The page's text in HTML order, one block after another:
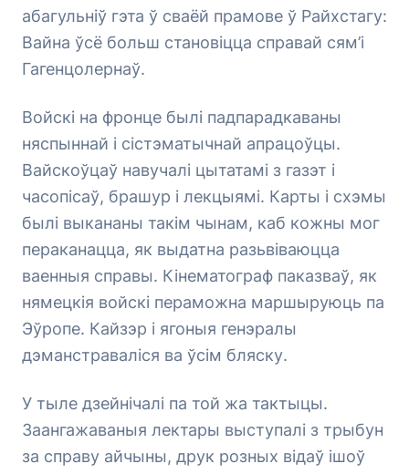
абагульніў гэта ў сваёй прамове ў Райхстагу:
Вайна ўсё больш становіцца справай сям’і
Гагенцолернаў.
Войскі на фронце былі падпарадкаваны
няспыннай і сістэматычнай апрацоўцы.
Вайскоўцаў навучалі цытатамі з газэт і
часопісаў, брашур і лекцыямі. Карты і схэмы
былі выкананы такім чынам, каб кожны мог
пераканацца, як выдатна разьвіваюцца
ваенныя справы. Кінематограф паказваў, як
нямецкія войскі пераможна маршыруюць па
Эўропе. Кайзэр і ягоныя генэралы
дэманстраваліся ва ўсім бляску.
У тыле дзейнічалі па той жа тактыцы.
Заангажаваныя лектары выступалі з трыбун
за справу айчыны, друк розных відаў ішоў